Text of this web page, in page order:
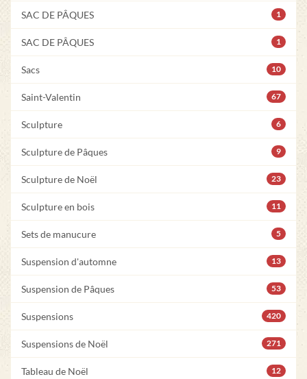
SAC DE PÂQUES 1
SAC DE PÂQUES 1
Sacs 10
Saint-Valentin 67
Sculpture 6
Sculpture de Pâques 9
Sculpture de Noël 23
Sculpture en bois 11
Sets de manucure 5
Suspension d'automne 13
Suspension de Pâques 53
Suspensions 420
Suspensions de Noël 271
Tableau de Noël 12